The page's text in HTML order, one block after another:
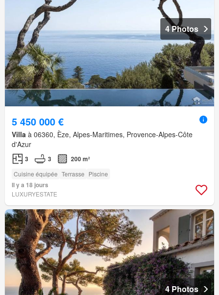
4 Photos
5 450 000 €
Villa à 06360, Èze, Alpes-Maritimes, Provence-Alpes-Côte
d'Azur
3 3 200 m²
Cuisine équipée Terrasse Piscine
Il y a 18 jours
LUXURYESTATE
4 Photos